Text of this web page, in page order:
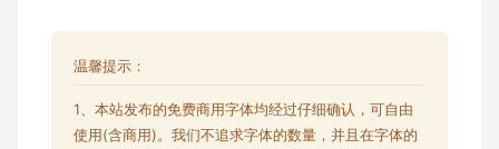
温馨提示：
1、本站发布的免费商用字体均经过仔细确认，可自由
使用(含商用)。我们不追求字体的数量，并且在字体的